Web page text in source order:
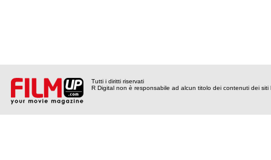
Tutti i diritti riservati
R Digital non è responsabile ad alcun titolo dei contenuti dei siti